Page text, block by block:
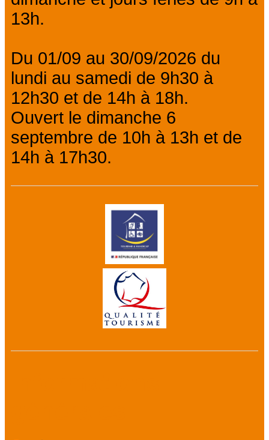
13h.
Du 01/09 au 30/09/2026 du
lundi au samedi de 9h30 à
12h30 et de 14h à 18h.
Ouvert le dimanche 6
septembre de 10h à 13h et de
14h à 17h30.